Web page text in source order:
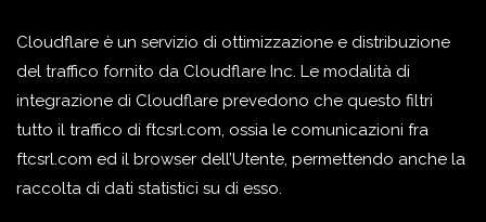
Cloudflare è un servizio di ottimizzazione e distribuzione
del traffico fornito da Cloudflare Inc. Le modalità di
integrazione di Cloudflare prevedono che questo filtri
tutto il traffico di ftcsrl.com, ossia le comunicazioni fra
ftcsrl.com ed il browser dell’Utente, permettendo anche la
raccolta di dati statistici su di esso.